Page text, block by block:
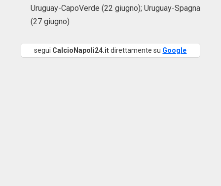
Uruguay-CapoVerde (22 giugno); Uruguay-Spagna
(27 giugno)
segui CalcioNapoli24.itdirettamente su Google